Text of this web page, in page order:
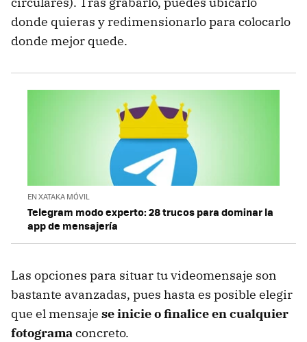
donde quieras y redimensionarlo para colocarlo
donde mejor quede.
EN XATAKA MÓVIL
Telegram modo experto: 28 trucos para dominar la
app de mensajería
Las opciones para situar tu videomensaje son
bastante avanzadas, pues hasta es posible elegir
que el mensaje se inicie o finalice en cualquier
fotogramaconcreto.